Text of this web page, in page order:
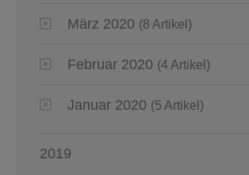
März 2020 (8 Artikel)
Februar 2020 (4 Artikel)
Januar 2020 (5 Artikel)
2019